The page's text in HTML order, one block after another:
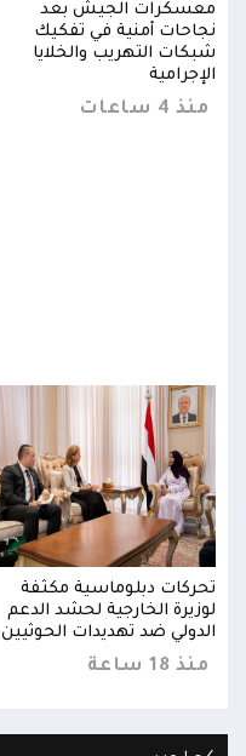
معسكرات الجيش بعد
نجاحات أمنية في تفكيك
شبكات التهريب والخلايا
الإجرامية
منذ 4 ساعات
تحركات دبلوماسية مكثفة
لوزيرة الخارجية لحشد الدعم
الدولي ضد تهديدات الحوثيين
منذ 18 ساعة